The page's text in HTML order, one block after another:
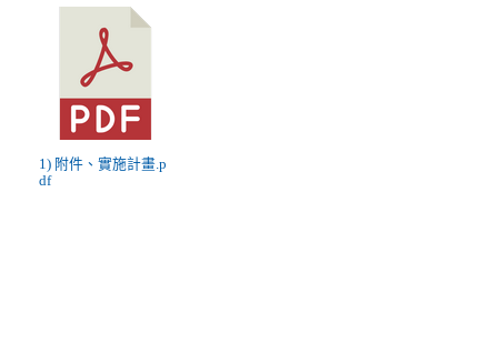
1) 附件、實施計畫.p
df